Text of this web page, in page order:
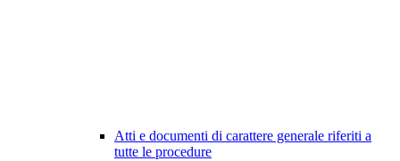
Atti e documenti di carattere generale riferiti a
tutte le procedure